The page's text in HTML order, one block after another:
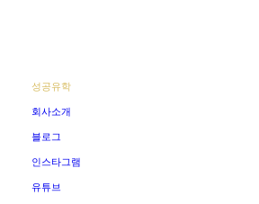
성공유학
회사소개
블로그
인스타그램
유튜브